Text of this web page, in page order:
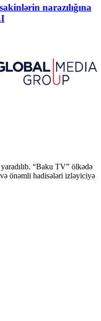
narazılığına
“Baku TV” ölkədə
önəmli hadisələri izləyiciyə